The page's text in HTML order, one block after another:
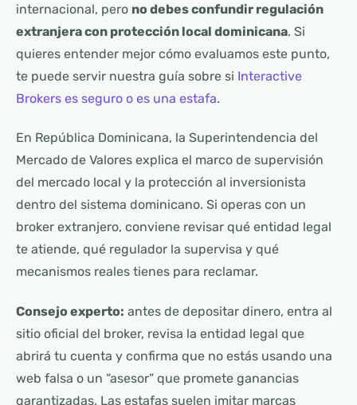
internacional, pero no debes confundir regulación
extranjera con protección local dominicana. Si
quieres entender mejor cómo evaluamos este punto,
te puede servir nuestra guía sobre si Interactive
Brokers es seguro o es una estafa.
En República Dominicana, la Superintendencia del
Mercado de Valores explica el marco de supervisión
del mercado local y la protección al inversionista
dentro del sistema dominicano. Si operas con un
broker extranjero, conviene revisar qué entidad legal
te atiende, qué regulador la supervisa y qué
mecanismos reales tienes para reclamar.
Consejo experto: antes de depositar dinero, entra al
sitio oficial del broker, revisa la entidad legal que
abrirá tu cuenta y confirma que no estás usando una
web falsa o un “asesor” que promete ganancias
garantizadas. Las estafas suelen imitar marcas